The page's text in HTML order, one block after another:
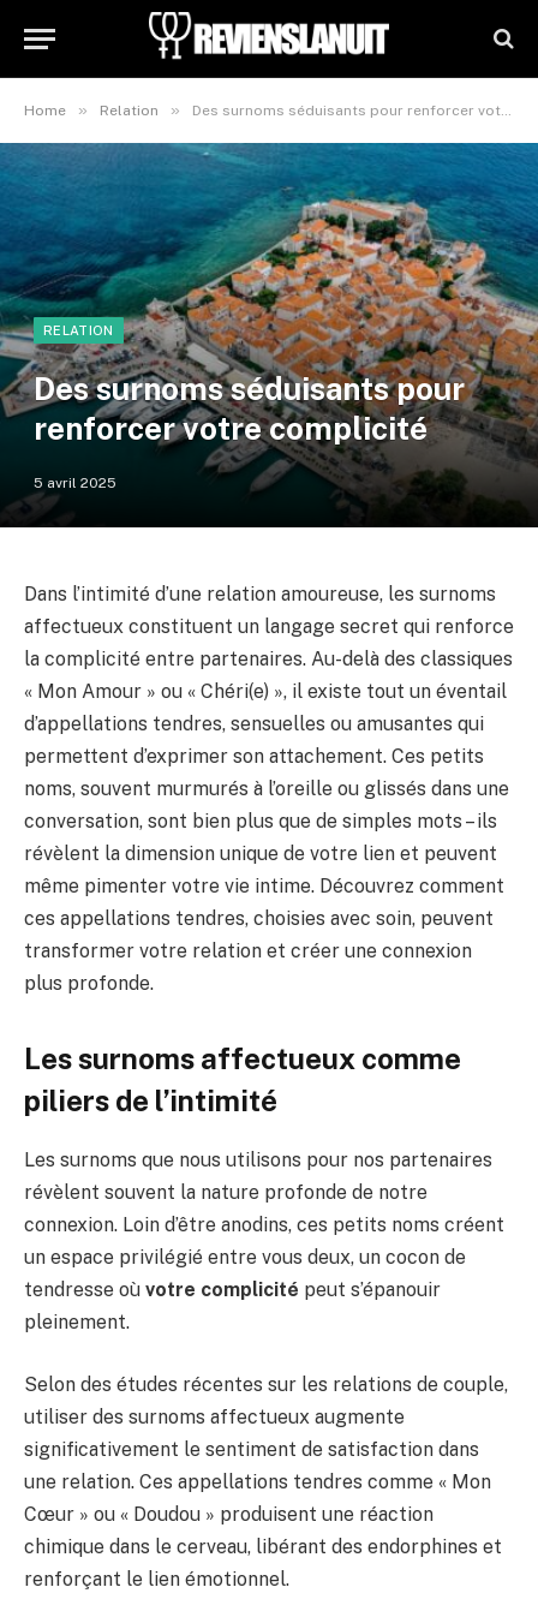
Home » Relation » Des surnoms séduisants pour renforcer votre complicité
RELATION
Des surnoms séduisants pour
renforcer votre complicité
5 avril 2025
Dans l’intimité d’une relation amoureuse, les surnoms
affectueux constituent un langage secret qui renforce
la complicité entre partenaires. Au-delà des classiques
« Mon Amour » ou « Chéri(e) », il existe tout un éventail
d’appellations tendres, sensuelles ou amusantes qui
permettent d’exprimer son attachement. Ces petits
noms, souvent murmurés à l’oreille ou glissés dans une
conversation, sont bien plus que de simples mots – ils
révèlent la dimension unique de votre lien et peuvent
même pimenter votre vie intime. Découvrez comment
ces appellations tendres, choisies avec soin, peuvent
transformer votre relation et créer une connexion
plus profonde.
Les surnoms affectueux comme
piliers de l’intimité
Les surnoms que nous utilisons pour nos partenaires
révèlent souvent la nature profonde de notre
connexion. Loin d’être anodins, ces petits noms créent
un espace privilégié entre vous deux, un cocon de
tendresse où votre complicité peut s’épanouir
pleinement.
Selon des études récentes sur les relations de couple,
utiliser des surnoms affectueux augmente
significativement le sentiment de satisfaction dans
une relation. Ces appellations tendres comme « Mon
Cœur » ou « Doudou » produisent une réaction
chimique dans le cerveau, libérant des endorphines et
renforçant le lien émotionnel.